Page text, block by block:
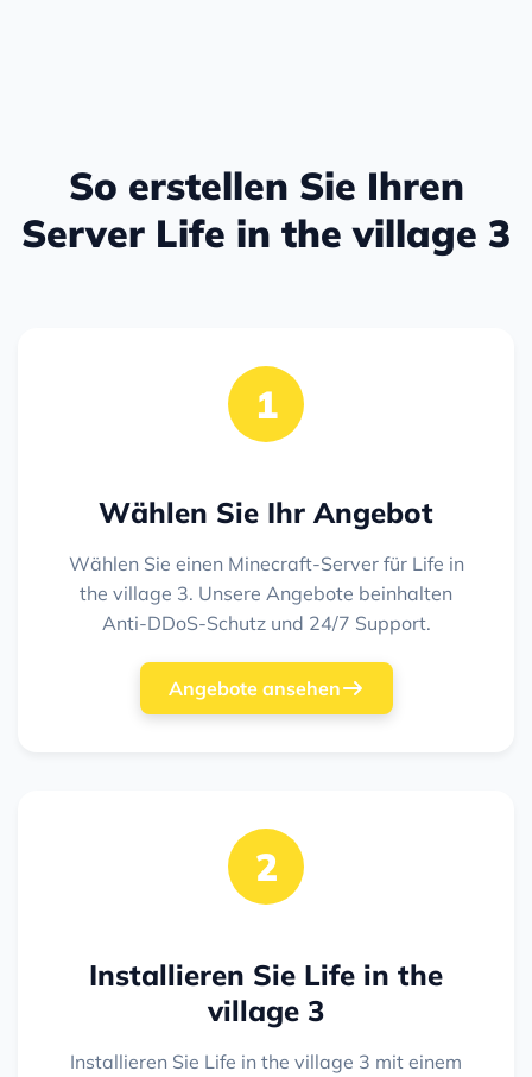
So erstellen Sie Ihren
Server Life in the village 3
1
Wählen Sie Ihr Angebot
Wählen Sie einen Minecraft-Server für Life in
the village 3. Unsere Angebote beinhalten
Anti-DDoS-Schutz und 24/7 Support.
Angebote ansehen
2
Installieren Sie Life in the
village 3
Installieren Sie Life in the village 3 mit einem